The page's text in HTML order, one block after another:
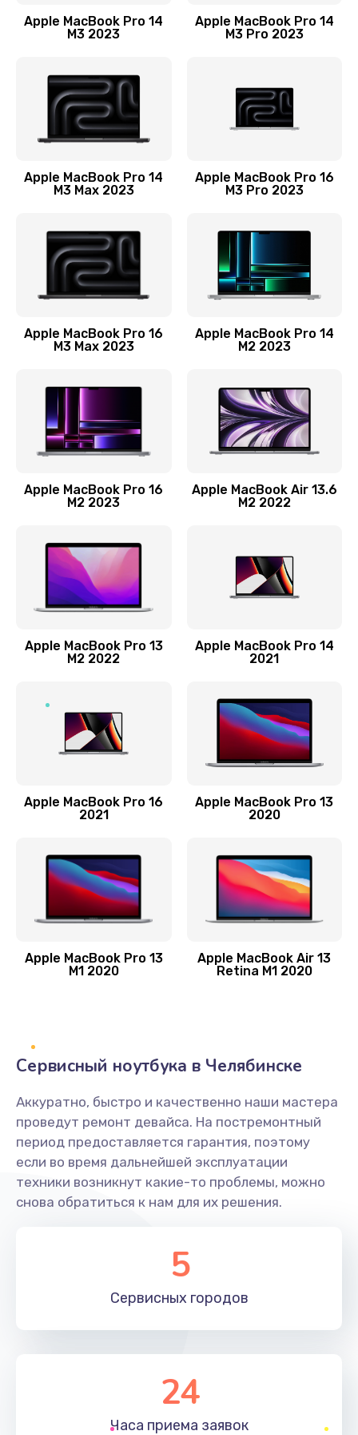
Заказать
Замена инвертора (модуля подсветки)
1500 руб.
Ремонт цепи питания
Заказать
Ремонт блока питания
Ремонт материнской платы
2500 руб.
Замена блока питания
2900 руб.
Ремонт блока управления
Замена лампы подсветки
Прошивка блока управления
1000 руб.
Замена платы управления
1290 руб.
Заказать
Ремонт гироскопа
750 руб.
Ремонт микрофона
Ремонт GPS-модуля
650 руб.
Заказать
Apple MacBook Pro 14
M3 2023
Apple MacBook Pro 14
M3 Pro 2023
Apple MacBook Pro 14
M3 Max 2023
Apple MacBook Pro 16
M3 Pro 2023
Apple MacBook Pro 16
M3 Max 2023
Apple MacBook Pro 14
M2 2023
Apple MacBook Pro 16
M2 2023
Apple MacBook Air 13.6
M2 2022
Apple MacBook Pro 13
M2 2022
Apple MacBook Pro 14
2021
Apple MacBook Pro 16
2021
Apple MacBook Pro 13
2020
Apple MacBook Pro 13
M1 2020
Apple MacBook Air 13
Retina M1 2020
Сервисный ноутбука в Челябинске
Аккуратно, быстро и качественно наши мастера
проведут ремонт девайса. На постремонтный
период предоставляется гарантия, поэтому
если во время дальнейшей эксплуатации
техники возникнут какие-то проблемы, можно
снова обратиться к нам для их решения.
5
Сервисных городов
24
Часа приема заявок